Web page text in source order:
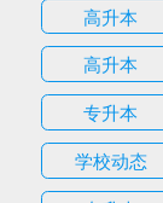
高升本
高升本
专升本
学校动态